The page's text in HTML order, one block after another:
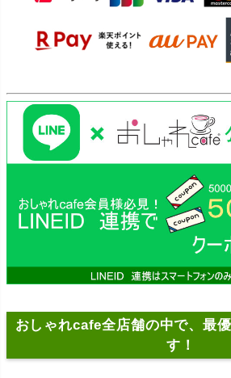
おしゃれcafe全店舗の中で、最
す！